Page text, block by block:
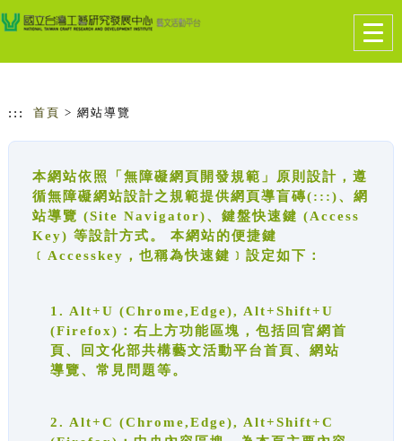
跳到主要內容
網站導覽
::: 首頁 > 網站導覽
本網站依照「無障礙網頁開發規範」原則設計，遵
循無障礙網站設計之規範提供網頁導盲磚(:::)、網
站導覽 (Site Navigator)、鍵盤快速鍵 (Access
Key) 等設計方式。 本網站的便捷鍵
﹝Accesskey，也稱為快速鍵﹞設定如下：
1. Alt+U (Chrome,Edge), Alt+Shift+U
(Firefox)：右上方功能區塊，包括回官網首
頁、回文化部共構藝文活動平台首頁、網站
導覽、常見問題等。
2. Alt+C (Chrome,Edge), Alt+Shift+C